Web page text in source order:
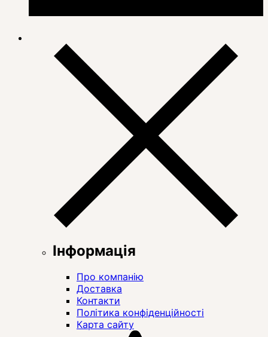
Інформація
Про компанію
Доставка
Контакти
Політика конфіденційності
Карта сайту